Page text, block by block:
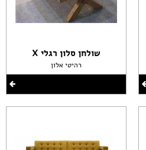
שולחן סלון רגלי X
רהיטי אלון